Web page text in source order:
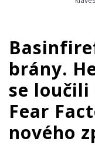
brány.
se loučili
Fear
nového